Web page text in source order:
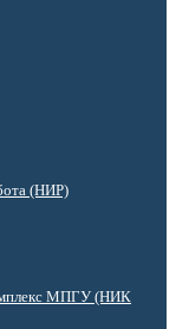
(НИР)
МПГУ (НИК